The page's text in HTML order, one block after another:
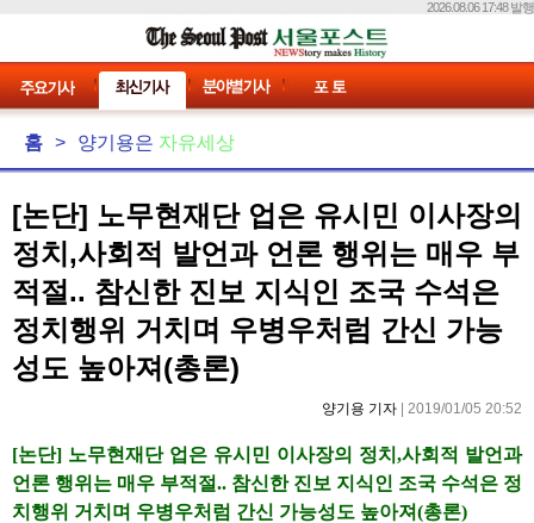
2026.08.06 17:48 발행
홈 > 양기용은 자유세상
[논단] 노무현재단 업은 유시민 이사장의
정치,사회적 발언과 언론 행위는 매우 부
적절.. 참신한 진보 지식인 조국 수석은
정치행위 거치며 우병우처럼 간신 가능
성도 높아져(총론)
양기용 기자 | 2019/01/05 20:52
[논단] 노무현재단 업은 유시민 이사장의 정치,사회적 발언과
언론 행위는 매우 부적절.. 참신한 진보 지식인 조국 수석은 정
치행위 거치며 우병우처럼 간신 가능성도 높아져(총론)